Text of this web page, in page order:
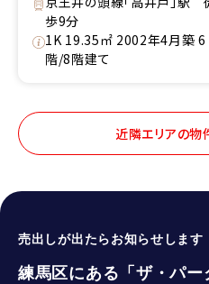
歩9分
1K 19.35㎡ 2002年4月築 6
階/8階建て
近隣エリアの物
売出しが出たらお知らせします
練馬区にある「ザ・パ